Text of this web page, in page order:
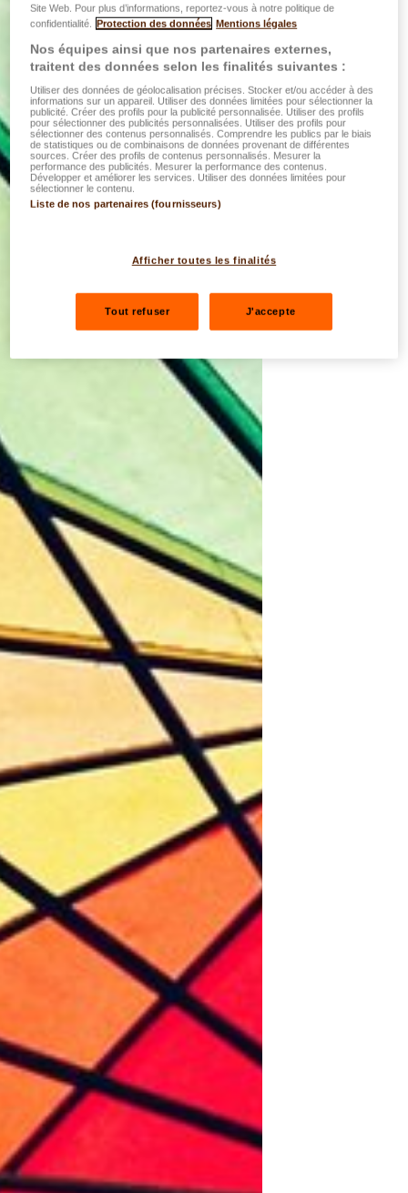
Site Web. Pour plus d’informations, reportez-vous à notre politique de
confidentialité. Protection des données Mentions légales
Nos équipes ainsi que nos partenaires externes,
traitent des données selon les finalités suivantes :
Utiliser des données de géolocalisation précises. Stocker et/ou accéder à des
informations sur un appareil. Utiliser des données limitées pour sélectionner la
publicité. Créer des profils pour la publicité personnalisée. Utiliser des profils
pour sélectionner des publicités personnalisées. Utiliser des profils pour
sélectionner des contenus personnalisés. Comprendre les publics par le biais
de statistiques ou de combinaisons de données provenant de différentes
sources. Créer des profils de contenus personnalisés. Mesurer la
performance des publicités. Mesurer la performance des contenus.
Développer et améliorer les services. Utiliser des données limitées pour
sélectionner le contenu.
Liste de nos partenaires (fournisseurs)
Afficher toutes les finalités
Tout refuser J'accepte